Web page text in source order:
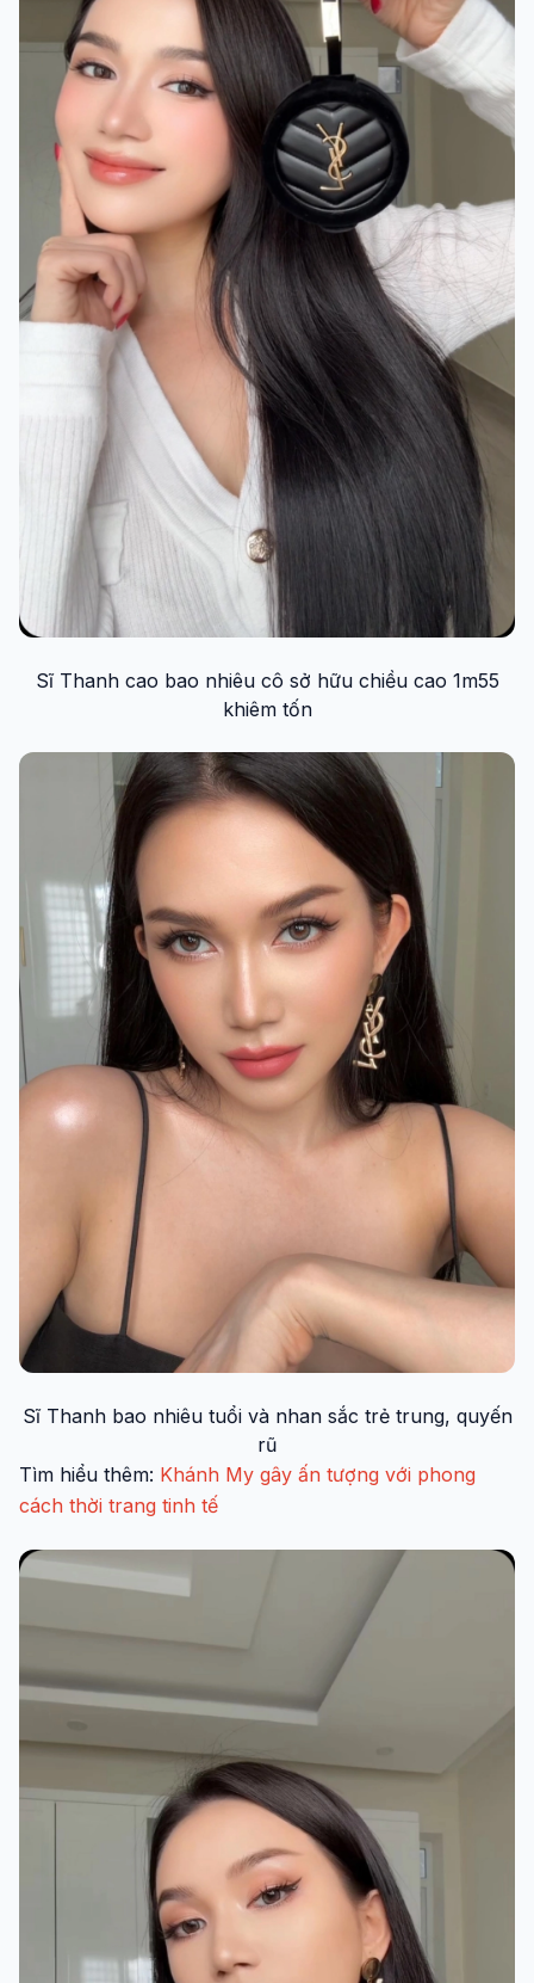
Sĩ Thanh cao bao nhiêu cô sở hữu chiều cao 1m55
khiêm tốn
Sĩ Thanh bao nhiêu tuổi và nhan sắc trẻ trung, quyến
rũ
Tìm hiểu thêm: Khánh My gây ấn tượng với phong
cách thời trang tinh tế